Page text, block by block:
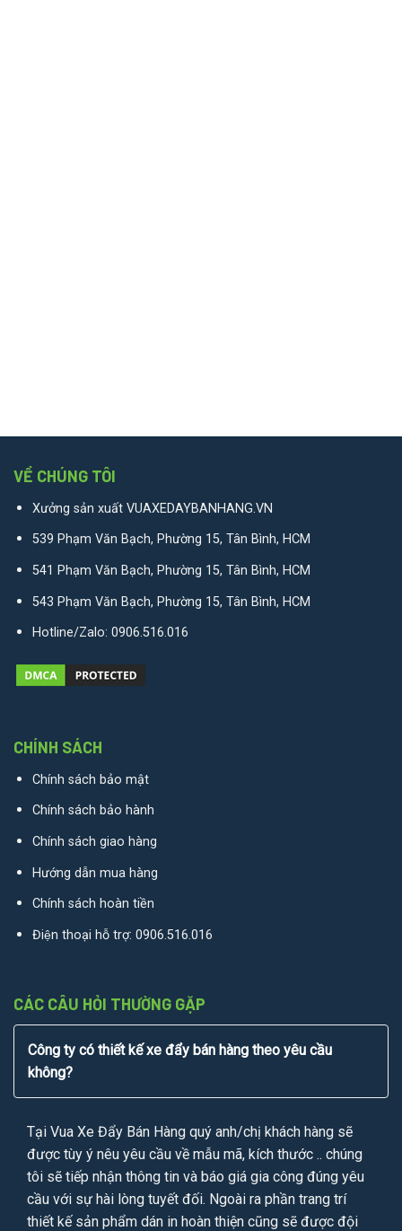
VỀ CHÚNG TÔI
Xưởng sản xuất VUAXEDAYBANHANG.VN
539 Phạm Văn Bạch, Phường 15, Tân Bình, HCM
541 Phạm Văn Bạch, Phường 15, Tân Bình, HCM
543 Phạm Văn Bạch, Phường 15, Tân Bình, HCM
Hotline/Zalo: 0906.516.016
CHÍNH SÁCH
Chính sách bảo mật
Chính sách bảo hành
Chính sách giao hàng
Hướng dẫn mua hàng
Chính sách hoàn tiền
Điện thoại hỗ trợ: 0906.516.016
CÁC CÂU HỎI THƯỜNG GẶP
Công ty có thiết kế xe đẩy bán hàng theo yêu cầu
không?
Tại Vua Xe Đẩy Bán Hàng quý anh/chị khách hàng sẽ
được tùy ý nêu yêu cầu về mẫu mã, kích thước .. chúng
tôi sẽ tiếp nhận thông tin và báo giá gia công đúng yêu
cầu với sự hài lòng tuyết đối. Ngoài ra phần trang trí
thiết kế sản phẩm dán in hoàn thiện cũng sẽ được đội